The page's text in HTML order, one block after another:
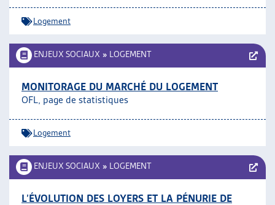
PROJETS ET ACTIVITÉS
JOURNÉES D’AUTOMNE
Logement
ENJEUX SOCIAUX » LOGEMENT
MONITORAGE DU MARCHÉ DU LOGEMENT
OFL, page de statistiques
Logement
ENJEUX SOCIAUX » LOGEMENT
L’ÉVOLUTION DES LOYERS ET LA PÉNURIE DE